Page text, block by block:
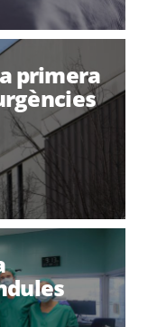
primera